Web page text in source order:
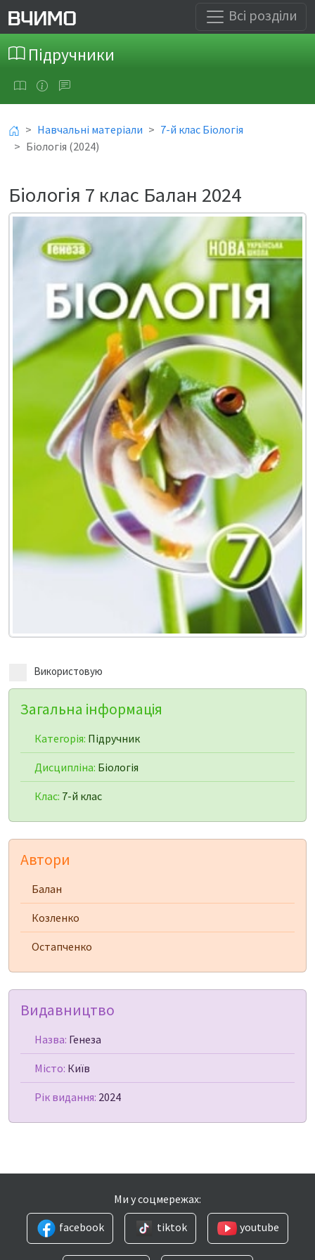
Всі розділи
Підручники
Навчальні матеріали
7-й клас Біологія
Біологія (2024)
Біологія 7 клас Балан 2024
Використовую
Загальна інформація
Категорія: Підручник
Дисципліна: Біологія
Клас: 7-й клас
Автори
Балан
Козленко
Остапченко
Видавництво
Назва: Генеза
Місто: Київ
Рік видання: 2024
Ми у соцмережах:
facebook
tiktok youtube